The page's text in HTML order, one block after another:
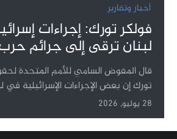
أخبار وتقارير
فولكر تورك: إجراءات
لبنان ترقى إلى جرائم
قال المفوض السامي للأمم المتحدة
تورك إن بعض الإجراءات الإسرائيلية في
28 يوليو, 2026